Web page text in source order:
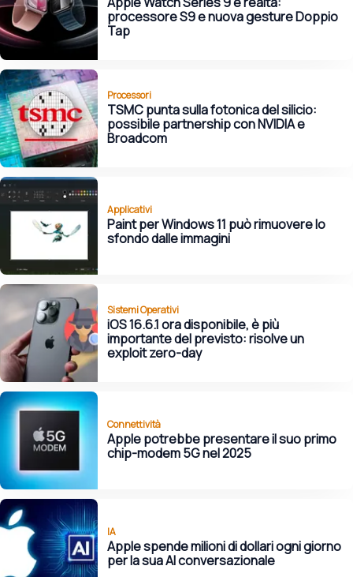
processore S9 e nuova gesture Doppio
Tap
Processori
TSMC punta sulla fotonica del silicio:
possibile partnership con NVIDIA e
Broadcom
Applicativi
Paint per Windows 11 può rimuovere lo
sfondo dalle immagini
Sistemi Operativi
iOS 16.6.1 ora disponibile, è più
importante del previsto: risolve un
exploit zero-day
Connettività
Apple potrebbe presentare il suo primo
chip-modem 5G nel 2025
IA
Apple spende milioni di dollari ogni giorno
per la sua AI conversazionale